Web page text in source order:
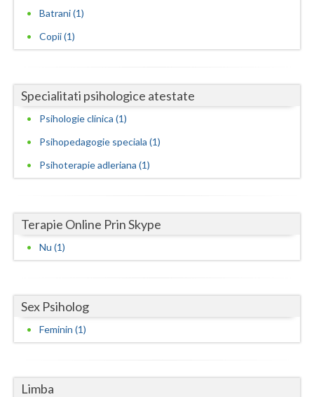
Mehedinti
Mures
Olt
Prahova
Satu-Mare
Sibiu
Suceava
Timis
Vaslui
Batrani (1)
Copii (1)
Specialitati psihologice atestate
Psihologie clinica (1)
Psihopedagogie speciala (1)
Psihoterapie adleriana (1)
Terapie Online Prin Skype
Nu (1)
Sex Psiholog
Feminin (1)
Limba